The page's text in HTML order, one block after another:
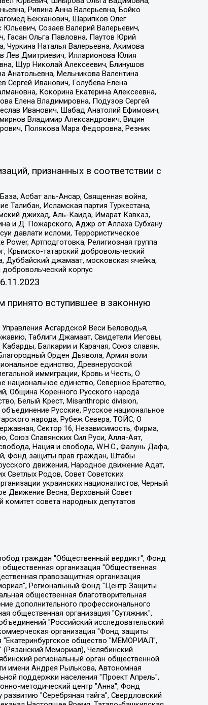
Ривина Анна Валерьевна, Бойко
Бекханович, Шарипков Олег
Созаев Валерий Валерьевич,
Гасан Ольга Павловна, Паутов Юрий
Чуркина Наталья Валерьевна, Акимова
Лев Дмитриевич, Илларионова Юлия
Щур Николай Алексеевич, Блинушов
Анатольевна, Мельникова Валентина
Сергей Иванович, Голубева Елена
Кокорина Екатерина Алексеевна,
Елена Владимировна, Подузов Сергей
Иванович, Шабад Анатолий Ефимович,
Владимир Александрович, Вицин
Полякова Мара Федоровна, Резник
признанных в соответствии с
Асбат аль-Ансар, Священная война,
Талибан, Исламская партия Туркестана,
джихад, Аль-Каида, Имарат Кавказ,
и Д. Пожарского, Аджр от Аллаха Субхану
давлати исломи, Террористическое
Артподготовка, Религиозная группа
Крымско-татарский добровольческий
Дуббайский джамаат, московская ячейка,
корпус
принято вступившее в законную
Асгардской Веси Беловодья,
Таблиги Джамаат, Свидетели Иеговы,
Балкарии и Карачая, Союз славян,
Орден Дьявола, Армия воли
единство, Древнерусской
иммиграции, Кровь и Честь, О
единство, Северное Братство,
Община Коренного Русского народа
Белый Крест, Misanthropic division,
Русские, Русское национальное
народа, Рубеж Севера, ТОЙС, О
Сектор 16, Независимость, Фирма,
Союз Славянских Сил Руси, Алля-Аят,
Нация и свобода, W.H.С., Фалунь Дафа,
Фонд защиты прав граждан, Штабы
движения, Народное движение Адат,
Родов, Совет Советских
украинских националистов, Черный
Движение Весна, Верховный Совет
совета народных депутатов
ответственностью "Данное сообщение", Общество с ограниченной ответственностью Издательский дом "Новая глава", Айнбиндер Александра Александровна, Московский комьюнити-центр для ЛГБТ+инициатив, Благотворительный фонд развития филантропии, Deutsche Welle (Германия, Kurt-Schumacher-Strasse 3, 53113 Bonn), Борзунова Мария Михайловна, Воробьев Виктор Викторович, Голубева Анна Львовна, Константинова Алла Михайловна, Малкова Ирина Владимировна, Мурадов Мурад Абдулгалимович, Осетинская Елизавета Николаевна, Понасенков Евгений Николаевич, Ганапольский Матвей Юрьевич, Киселев Евгений Алексеевич, Борухович Ирина Григорьевна, Дремин Иван Тимофеевич, Дубровский Дмитрий Викторович, Красноярская региональная общественная организация поддержки и развития альтернативных образовательных технологий и межкультурных коммуникаций "ИНТЕРРА", Маяковская Екатерина Алексеевна, Фейгин Марк Захарович, Филимонов Андрей Викторович, Дзугкоева Регина Николаевна, Доброхотов Роман Александрович, Дудь Юрий Александрович, Елкин Сергей Владимирович, Кругликов Кирилл Игоревич, Сабунаева Мария Леонидовна, Семенов Алексей Владимирович, Шаинян Карен Багратович, Шульман Екатерина Михайловна, Асафьев Артур Валерьевич, Вахштайн Виктор Семенович, Венедиктов Алексей Алексеевич, Лушникова Екатерина Евгеньевна, Волков Леонид Михайлович, Невзоров Александр Глебович, Пархоменко Сергей Борисович, Сироткин Ярослав Николаевич, Кара-Мурза Владимир Владимирович, Баранова Наталья Владимировна, Гозман Леонид Яковлевич, Кагарлицкий Борис Юльевич, Климарев Михаил Валерьевич, Милов Владимир Станиславович, Автономная некоммерческая организация Краснодарский центр современного искусства "Типография", Моргенштерн Алишер Тагирович, Соболь Любовь Эдуардовна, Общество с ограниченной ответственностью "ЛИЗА НОРМ", Каспаров Гарри Кимович, Ходорковский Михаил Борисович, Общество с ограниченной ответственностью "Апрельские тезисы", Данилович Ирина Брониславовна, Кашин Олег Владимирович, Петров Николай Владимирович, Пивоваров Алексей Владимирович, Соколов Михаил Владимирович, Цветкова Юлия Владимировна, Чичваркин Евгений Александрович, Комитет против пыток/Команда против пыток, Общество с ограниченной ответственностью "Первый научный", Общество с ограниченной ответственностью "Вертолет и ко", Белоцерковская Вероника Борисовна, Кац Максим Евгеньевич, Лазарева Татьяна Юрьевна, Шаведдинов Руслан Табризович, Яшин Илья Валерьевич, Общество с ограниченной ответственностью "Иноагент ААВ", Алешковский Дмитрий Петрович, Альбац Евгения Марковна, Быков Дмитрий Львович, Галямина Юлия Евгеньевна, Лойко Сергей Леонидович, Мартынов Кирилл Константинович, Медведев Сергей Александрович, Крашенинников Федор Геннадиевич, Гордеева Катерина Вл